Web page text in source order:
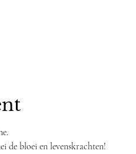
de bloei en levenskrachten!